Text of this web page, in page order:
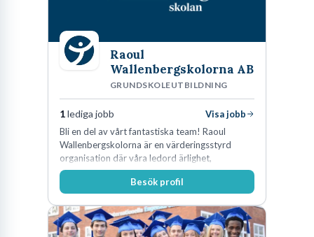
Raoul
Wallenbergskolorna AB
GRUNDSKOLEUTBILDNING
1lediga jobb
Visa jobb
Bli en del av vårt fantastiska team! Raoul
Wallenbergskolorna är en värderingsstyrd
organisation där våra ledord ärlighet,
medkänsla, mod och handlingskraft
genomsyrar allt vi gör. Vi är tydliga med vad vi
samtidigt möjligheter att växa och utvecklas
internt.
Besök profil